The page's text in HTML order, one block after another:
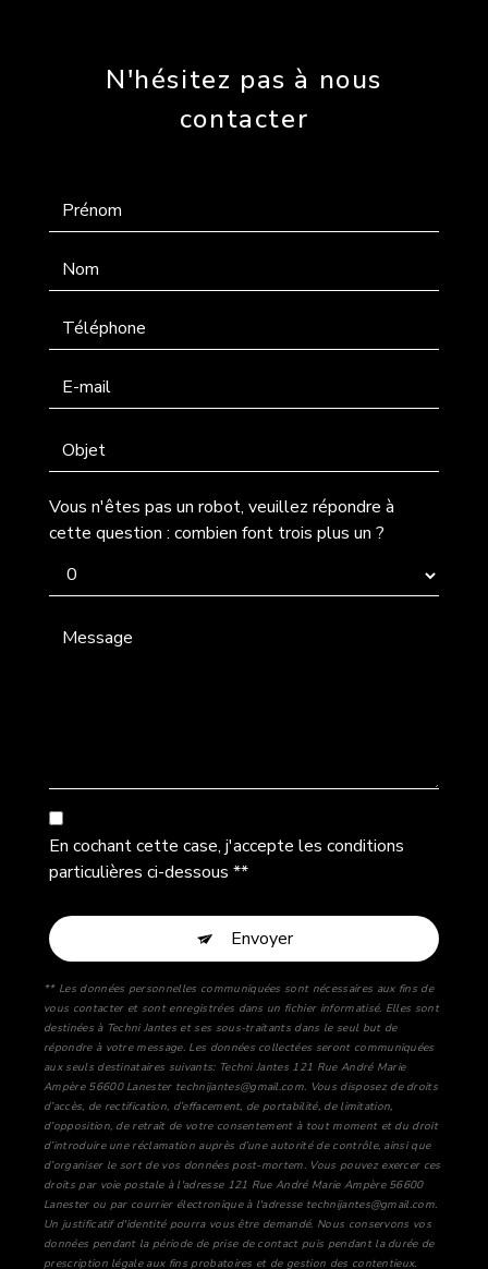
N'hésitez pas à nous
contacter
Vous n'êtes pas un robot, veuillez répondre à
cette question : combien font trois plus un ?
En cochant cette case, j'accepte les conditions
particulières ci-dessous **
Envoyer
** Les données personnelles communiquées sont nécessaires aux fins de
vous contacter et sont enregistrées dans un fichier informatisé. Elles sont
destinées à Techni Jantes et ses sous-traitants dans le seul but de
répondre à votre message. Les données collectées seront communiquées
aux seuls destinataires suivants: Techni Jantes 121 Rue André Marie
Ampère 56600 Lanester technijantes@gmail.com. Vous disposez de droits
d’accès, de rectification, d’effacement, de portabilité, de limitation,
d’opposition, de retrait de votre consentement à tout moment et du droit
d’introduire une réclamation auprès d’une autorité de contrôle, ainsi que
d’organiser le sort de vos données post-mortem. Vous pouvez exercer ces
droits par voie postale à l'adresse 121 Rue André Marie Ampère 56600
Lanester ou par courrier électronique à l'adresse technijantes@gmail.com.
Un justificatif d'identité pourra vous être demandé. Nous conservons vos
données pendant la période de prise de contact puis pendant la durée de
prescription légale aux fins probatoires et de gestion des contentieux.